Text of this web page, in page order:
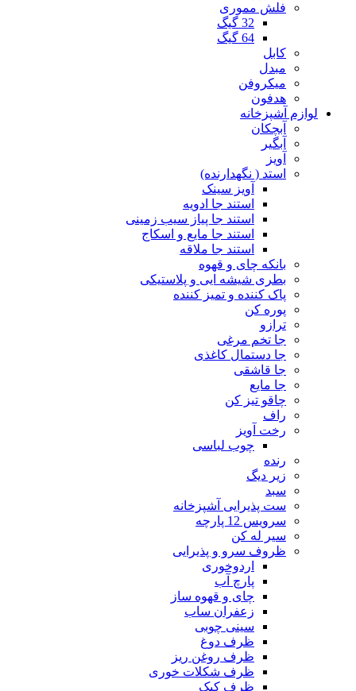
فلش مموری
32 گیگ
64 گیگ
کابل
مبدل
میکروفن
هدفون
لوازم آشپزخانه
آبچکان
آبگیر
آویز
استد ( نگهدارنده)
آویز سینک
استند جا ادویه
استند جا پیاز سیب زمینی
استند جا مایع و اسکاج
استند جا ملاقه
بانکه چای و قهوه
بطری شیشه ایی و پلاستیکی
پاک کننده و تمیز کننده
پوره کن
ترازو
جا تخم مرغی
جا دستمال کاغذی
جا قاشقی
جا مایع
چاقو تیز کن
راف
رخت آویز
چوب لباسی
رنده
زیر دیگ
سبد
ست پذیرایی آشپزخانه
سرویس 12 پارچه
سیر له کن
ظروف سرو و پذیرایی
اردوخوری
پارچ آب
چای و قهوه ساز
زعفران ساب
سینی چوبی
ظرف دوغ
ظرف روغن ریز
ظرف شکلات خوری
ظرف کیک